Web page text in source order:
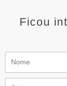
Ficou